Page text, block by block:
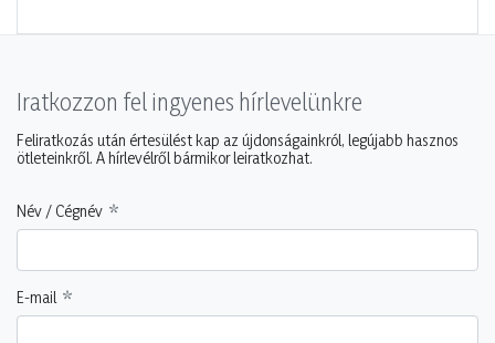
Iratkozzon fel ingyenes hírlevelünkre
Feliratkozás után értesülést kap az újdonságainkról, legújabb hasznos
ötleteinkről. A hírlevélről bármikor leiratkozhat.
Név / Cégnév
E-mail